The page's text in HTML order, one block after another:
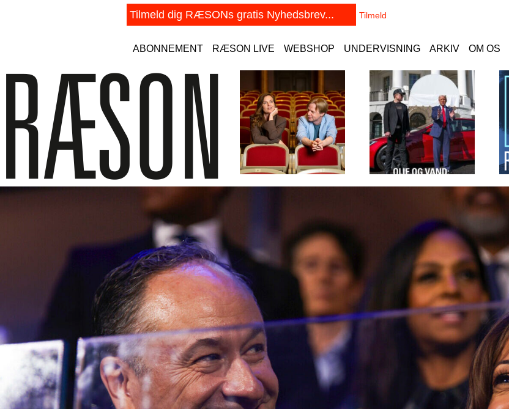
ABONNEMENT RÆSON LIVE WEBSHOP UNDERVISNING ARKIV OM OS